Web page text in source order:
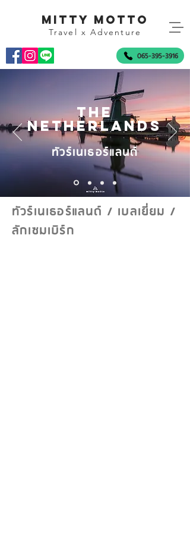
mitty motto
Travel x Adventure
065-395-3916
the
netherlands
ทัวร์เนเธอร์แลนด์
ทัวร์เนเธอร์แลนด์ / เบลเยี่ยม /
ลักเซมเบิร์ก